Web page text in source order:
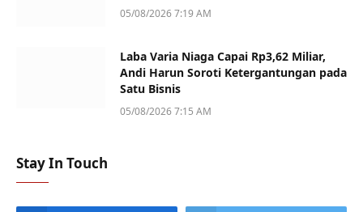
05/08/2026 7:19 AM
Laba Varia Niaga Capai Rp3,62 Miliar,
Andi Harun Soroti Ketergantungan pada
Satu Bisnis
05/08/2026 7:15 AM
Stay In Touch